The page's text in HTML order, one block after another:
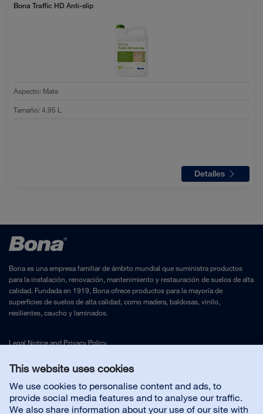
This website uses cookies
We use cookies to personalise content and ads, to
provide social media features and to analyse our traffic.
We also share information about your use of our site with
Bona Traffic HD Anti-slip
Aspecto: Mate
Tamaño:4.95 L
Detalles
Bona es una empresa familiar de ámbito mundial que suministra productos
para la instalación, renovación, mantenimiento y restauración de suelos de alta
calidad. Fundada en 1919, Bona ofrece productos para la mayoría de
superficies de suelos de alta calidad, como madera, baldosas, vinilo,
resilientes, caucho y laminados.
Legal NoticeandPrivacy Policy
Contáctenos